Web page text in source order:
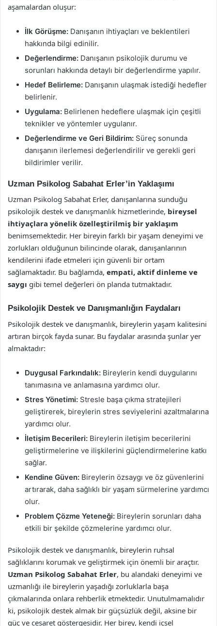
aşamalardan oluşur:
İlk Görüşme: Danışanın ihtiyaçları ve beklentileri
hakkında bilgi edinilir.
Değerlendirme: Danışanın psikolojik durumu ve
sorunları hakkında detaylı bir değerlendirme yapılır.
Hedef Belirleme: Danışanın ulaşmak istediği hedefler
belirlenir.
Uygulama: Belirlenen hedeflere ulaşmak için çeşitli
teknikler ve yöntemler uygulanır.
Değerlendirme ve Geri Bildirim: Süreç sonunda
danışanın ilerlemesi değerlendirilir ve gerekli geri
bildirimler verilir.
Uzman Psikolog Sabahat Erler’in Yaklaşımı
Uzman Psikolog Sabahat Erler, danışanlarına sunduğu
psikolojik destek ve danışmanlık hizmetlerinde, bireysel
ihtiyaçlara yönelik özelleştirilmiş bir yaklaşım
benimsemektedir. Her bireyin farklı bir yaşam deneyimi ve
zorlukları olduğunun bilincinde olarak, danışanlarının
kendilerini ifade etmeleri için güvenli bir ortam
sağlamaktadır. Bu bağlamda, empati, aktif dinleme ve
saygı gibi temel değerleri ön planda tutmaktadır.
Psikolojik Destek ve Danışmanlığın Faydaları
Psikolojik destek ve danışmanlık, bireylerin yaşam kalitesini
artıran birçok fayda sunar. Bu faydalar arasında şunlar yer
almaktadır:
Duygusal Farkındalık: Bireylerin kendi duygularını
tanımasına ve anlamasına yardımcı olur.
Stres Yönetimi: Stresle başa çıkma stratejileri
geliştirerek, bireylerin stres seviyelerini azaltmalarına
yardımcı olur.
İletişim Becerileri: Bireylerin iletişim becerilerini
geliştirmelerine ve ilişkilerini güçlendirmelerine katkı
sağlar.
Kendine Güven: Bireylerin özsaygı ve öz güvenlerini
artırarak, daha sağlıklı bir yaşam sürmelerine yardımcı
olur.
Problem Çözme Yeteneği: Bireylerin sorunları daha
etkili bir şekilde çözmelerine yardımcı olur.
Psikolojik destek ve danışmanlık, bireylerin ruhsal
sağlıklarını korumak ve geliştirmek için önemli bir araçtır.
Uzman Psikolog Sabahat Erler, bu alandaki deneyimi ve
uzmanlığı ile bireylerin yaşadığı zorluklarla başa
çıkmalarında onlara rehberlik etmektedir. Unutulmamalıdır
ki, psikolojik destek almak bir güçsüzlük değil, aksine bir
güç ve cesaret göstergesidir. Her birey, kendi içsel